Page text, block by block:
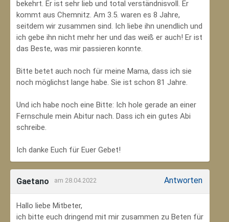
bekehrt. Er ist sehr lieb und total verständnisvoll. Er
kommt aus Chemnitz. Am 3.5. waren es 8 Jahre,
seitdem wir zusammen sind. Ich liebe ihn unendlich und
ich gebe ihn nicht mehr her und das weiß er auch! Er ist
das Beste, was mir passieren konnte.
Bitte betet auch noch für meine Mama, dass ich sie
noch möglichst lange habe. Sie ist schon 81 Jahre.
Und ich habe noch eine Bitte: Ich hole gerade an einer
Fernschule mein Abitur nach. Dass ich ein gutes Abi
schreibe.
Ich danke Euch für Euer Gebet!
Gaetano am 28.04.2022 Antworten
Hallo liebe Mitbeter,
ich bitte euch dringend mit mir zusammen zu Beten für